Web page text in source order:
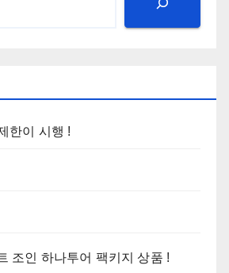
한이 시행 !
조인 하나투어 팩키지 상품 !